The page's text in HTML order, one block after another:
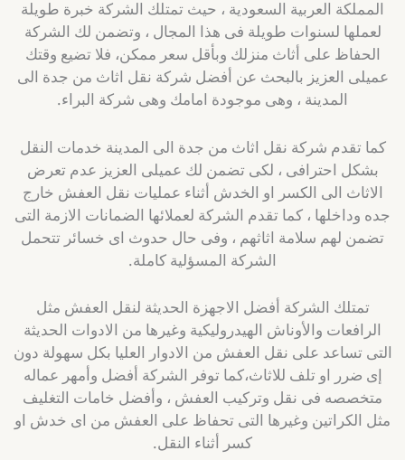
المملكة العربية السعودية ، حيث تمتلك الشركة خبرة طويلة
لعملها لسنوات طويلة فى هذا المجال ، وتضمن لك الشركة
الحفاظ على أثاث منزلك وبأقل سعر ممكن، فلا تضيع وقتك
عميلى العزيز بالبحث عن أفضل شركة نقل اثاث من جدة الى
المدينة ، وهى موجودة امامك وهى شركة البراء.
كما تقدم شركة نقل اثاث من جدة الى المدينة خدمات النقل
بشكل احترافى ، لكى تضمن لك عميلى العزيز عدم تعرض
الاثاث الى الكسر او الخدش أثناء عمليات نقل العفش خارج
جده وداخلها ، كما تقدم الشركة لعملائها الضمانات الازمة التى
تضمن لهم سلامة اثاثهم ، وفى حال حدوث اى خسائر تتحمل
الشركة المسؤلية كاملة.
تمتلك الشركة أفضل الاجهزة الحديثة لنقل العفش مثل
الرافعات والأوناش الهيدروليكية وغيرها من الادوات الحديثة
التى تساعد على نقل العفش من الادوار العليا بكل سهولة دون
إى ضرر او تلف للاثاث،كما توفر الشركة أفضل وأمهر عماله
متخصصه فى نقل وتركيب العفش ، وأفضل خامات التغليف
مثل الكراتين وغيرها التى تحفاظ على العفش من اى خدش او
كسر أثناء النقل.